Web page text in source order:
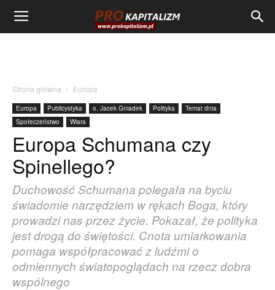
Strona główna Europa
Europa Publicystyka o. Jacek Gniadek Polityka
Temat dnia
Społeczeństwo
Wiara
Europa Schumana czy
Spinellego?
Duchowość Schumana polegała na byciu
świadomie narzędziem w rękach Boga, który
prowadzi nas przez życie. Pokazał, że polityka
jest drogą do świętości. Cnota umiarkowania
pomaga współpracować z ludźmi o
odmiennych światopoglądach na rzecz dobra
wspólnego